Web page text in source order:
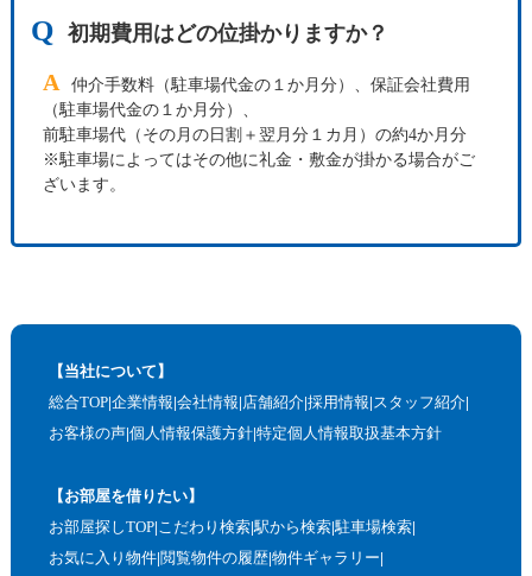
Q 初期費用はどの位掛かりますか？
A
仲介手数料（駐車場代金の１か月分）、保証会社費用
（駐車場代金の１か月分）、
前駐車場代（その月の日割＋翌月分１カ月）の約4か月分
※駐車場によってはその他に礼金・敷金が掛かる場合がご
ざいます。
【当社について】
総合TOP 企業情報 会社情報 店舗紹介 採用情報 スタッフ紹介
お客様の声 個人情報保護方針 特定個人情報取扱基本方針
【お部屋を借りたい】
お部屋探しTOP こだわり検索 駅から検索 駐車場検索
お気に入り物件 閲覧物件の履歴 物件ギャラリー